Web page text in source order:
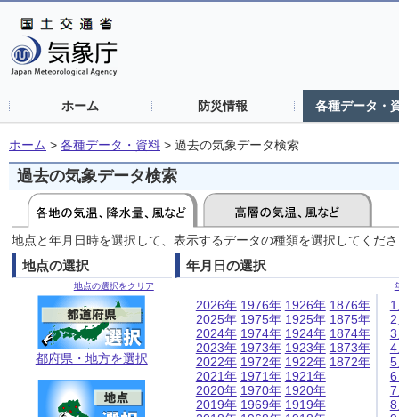
ホーム 防災情報 各種データ・
ホーム > 各種データ・資料 > 過去の気象データ検索
過去の気象データ検索
地点と年月日時を選択して、表示するデータの種類を選択してくだ
地点の選択
地点の選択をクリア
都府県・地方を選択
年月日の選択
2026年
2025年
2024年
2023年
2022年
2021年
2020年
2019年
1976年
1975年
1974年
1973年
1972年
1971年
1970年
1969年
1926年
1925年
1924年
1923年
1922年
1921年
1920年
1919年
1876年
1875年
1874年
1873年
1872年